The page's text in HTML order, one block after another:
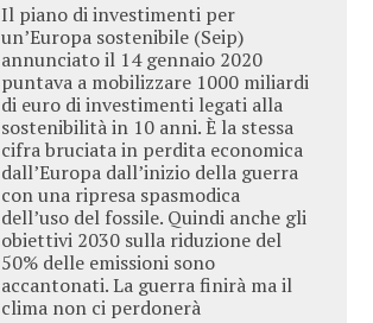
Il piano di investimenti per
un’Europa sostenibile (Seip)
annunciato il 14 gennaio 2020
puntava a mobilizzare 1000 miliardi
di euro di investimenti legati alla
sostenibilità in 10 anni. È la stessa
cifra bruciata in perdita economica
dall’Europa dall’inizio della guerra
con una ripresa spasmodica
dell’uso del fossile. Quindi anche gli
obiettivi 2030 sulla riduzione del
50% delle emissioni sono
accantonati. La guerra finirà ma il
clima non ci perdonerà